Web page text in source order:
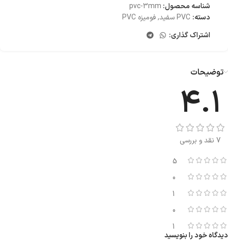
شناسه محصول: pvc-3mm
دسته: PVC سفید ,فومیزه PVC
اشتراک گذاری:
توضیحات
4.1
7 نقد و بررسی
5
0
1
0
1
دیدگاه خود را بنویسید